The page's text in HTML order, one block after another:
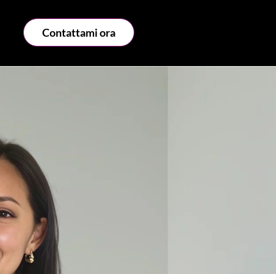
Contattami ora